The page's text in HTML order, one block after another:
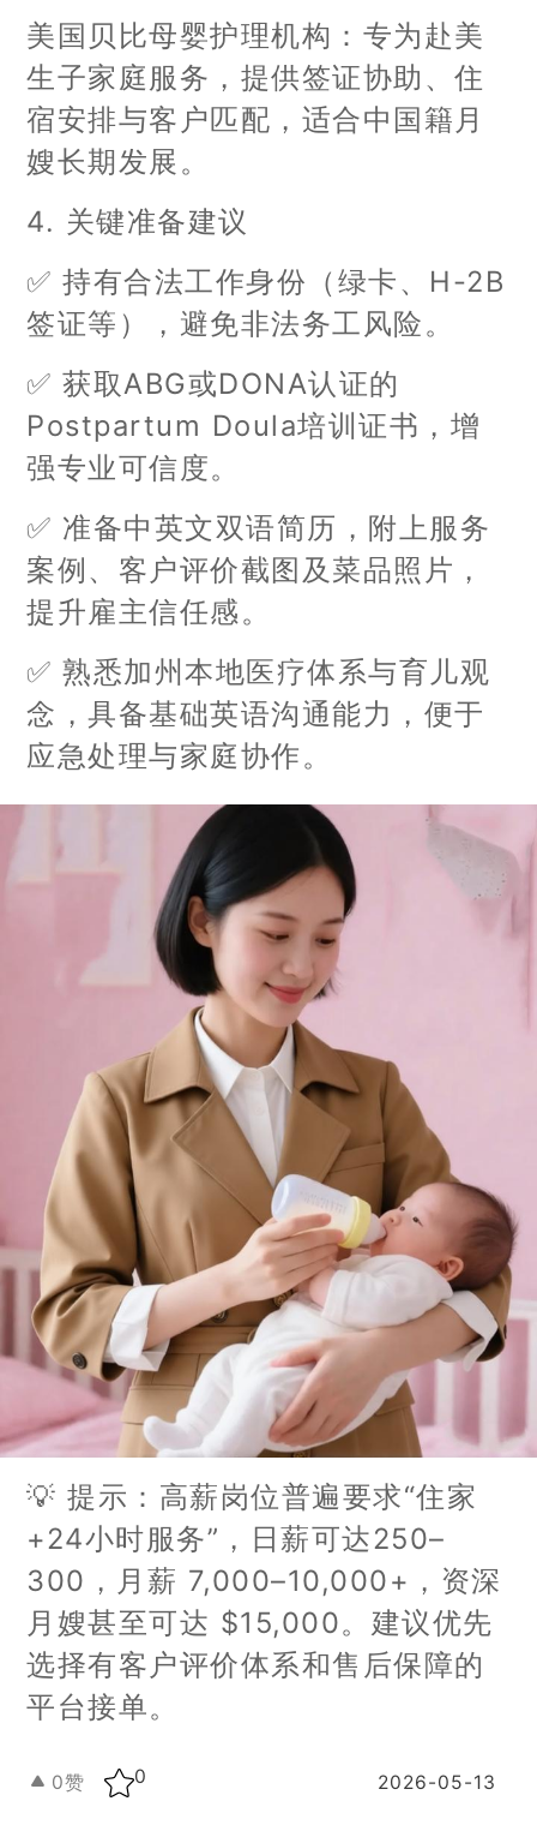
美国贝比母婴护理机构：专为赴美
生子家庭服务，提供签证协助、住
宿安排与客户匹配，适合中国籍月
嫂长期发展。
4. 关键准备建议
✅ 持有合法工作身份（绿卡、H-2B
签证等），避免非法务工风险。
✅ 获取ABG或DONA认证的
Postpartum Doula培训证书，增
强专业可信度。
✅ 准备中英文双语简历，附上服务
案例、客户评价截图及菜品照片，
提升雇主信任感。
✅ 熟悉加州本地医疗体系与育儿观
念，具备基础英语沟通能力，便于
应急处理与家庭协作。
💡 提示：高薪岗位普遍要求“住家
+24小时服务”，日薪可达250–
300，月薪 7,000–10,000+，资深
月嫂甚至可达 $15,000。建议优先
选择有客户评价体系和售后保障的
平台接单。
0赞 0 2026-05-13